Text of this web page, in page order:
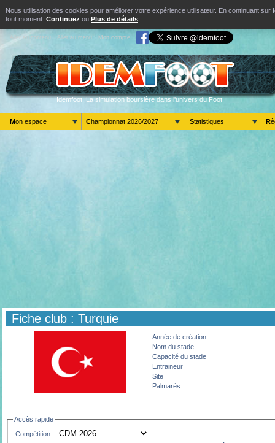
Nous utilisation des cookies pour améliorer votre expérience utilisateur. En continuant
tout moment. Continuez ou Plus de détails
Aller au contenu Aller au menu Mon compte
Idemfoot. La simulation boursière dans l'univers du Foot
Mon espace Championnat 2026/2027 Statistiques
Fiche club : Turquie
Année de création
Nom du stade
Capacité du stade
Entraineur
Site
Palmarès
Accès rapide
Compétition :